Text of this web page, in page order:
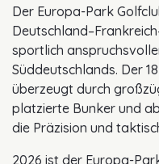
Der Europa-Park
sportlich
Süddeutschlands. Der
überzeugt durch
platzierte Bunker und
die Präzision und
2026 ist der Europa-